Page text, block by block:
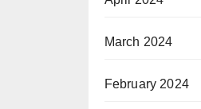
March 2024
February 2024